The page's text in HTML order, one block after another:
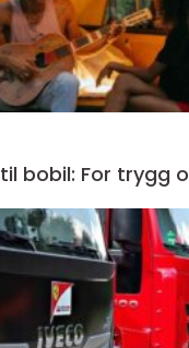
bobil: For trygg